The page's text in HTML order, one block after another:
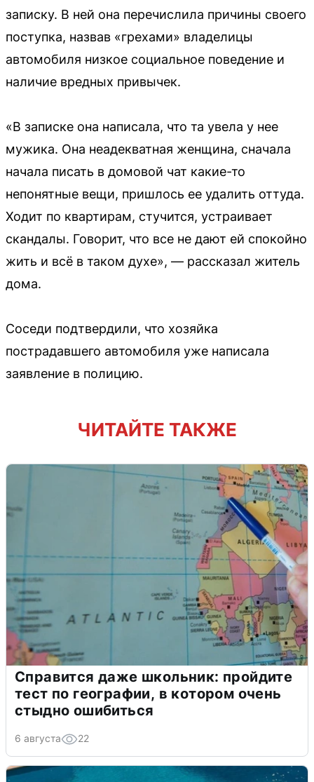
записку. В ней она перечислила причины своего
поступка, назвав «грехами» владелицы
автомобиля низкое социальное поведение и
наличие вредных привычек.
«В записке она написала, что та увела у нее
мужика. Она неадекватная женщина, сначала
начала писать в домовой чат какие-то
непонятные вещи, пришлось ее удалить оттуда.
Ходит по квартирам, стучится, устраивает
скандалы. Говорит, что все не дают ей спокойно
жить и всё в таком духе», — рассказал житель
дома.
Соседи подтвердили, что хозяйка
пострадавшего автомобиля уже написала
заявление в полицию.
ЧИТАЙТЕ ТАКЖЕ
Справится даже школьник: пройдите
тест по географии, в котором очень
стыдно ошибиться
6 августа 22